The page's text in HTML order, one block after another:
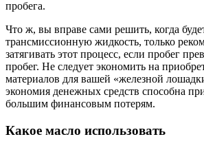
пробега.
Что ж, вы вправе сами решить, когда
трансмиссионную жидкость, только
затягивать этот процесс, если пробег
пробег. Не следует экономить на
материалов для вашей «железной
экономия денежных средств способна
большим финансовым потерям.
Какое масло использовать